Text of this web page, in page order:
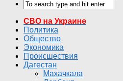
СВО на Украине
Политика
Общество
Экономика
Происшествия
Дагестан
Махачкала